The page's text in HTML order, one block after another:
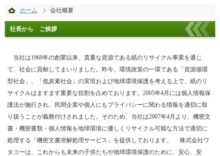
ホーム 会社概要
社長から ご挨拶
当社は1969年の創業以来、貴重な資源である紙のリサイクル事業を通じ
て、社会に貢献してまいりました。昨今、環境政策の一環である「資源循環
型社会」、「低炭素社会」の実現および地球環境保護を考える上で、紙のリ
サイクルはますます重要な役割を占めております。2005年4月には個人情報保
護法が施行され、民間企業や個人にもプライバシーに関わる情報を適切に取
り扱うことが義務付けされました。そのため、当社は2007年4月より、機密文
書・機密書類・個人情報を地球環境に優しくリサイクル可能な方法で適切に
処理する「機密文書溶解処理サービス」を提供しております。 株式会社ワ
タコーは、これからも未来の子供たちや地球環境保護のために、安心、安